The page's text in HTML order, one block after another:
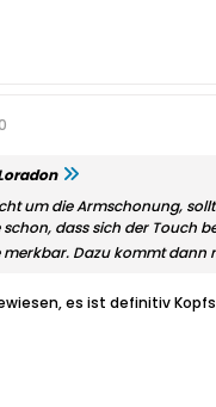
um die Armschonung,
schon, dass sich der Touch
merkbar. Dazu kommt dann
es ist definitiv